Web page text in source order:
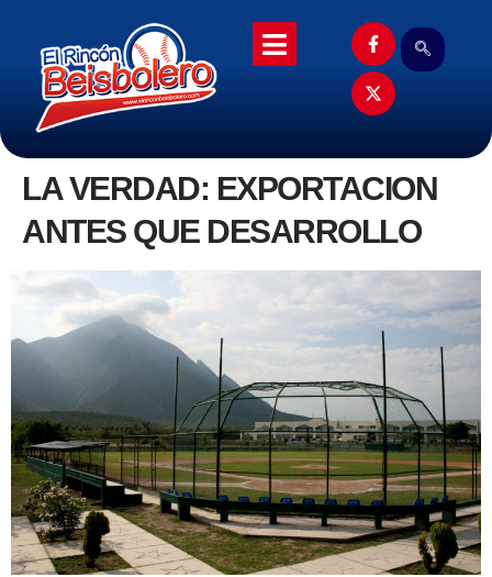
LA VERDAD: EXPORTACION
ANTES QUE DESARROLLO